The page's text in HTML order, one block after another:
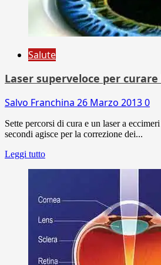
Salute
Laser superveloce per
Salvo Franchina 26 Marzo 20130
Sette percorsi di cura e un laser a
secondi agisce per la correzione dei...
Leggi tutto